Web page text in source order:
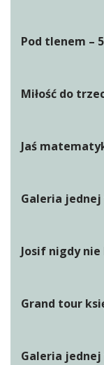
Pod tlenem –
Miłość do
Jaś
Galeria
Josif nigdy nie
Grand tour
Galeria